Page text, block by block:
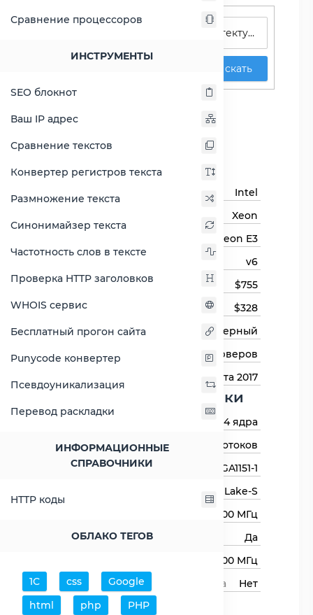
Сравнение процессоров
ИНСТРУМЕНТЫ
SEO блокнот
Ваш IP адрес
Сравнение текстов
Конвертер регистров текста
Размножение текста
Синонимайзер текста
Частотность слов в тексте
Проверка HTTP заголовков
WHOIS сервис
Бесплатный прогон сайта
Punycode конвертер
Псевдоуникализация
Перевод раскладки
ИНФОРМАЦИОННЫЕ
СПРАВОЧНИКИ
HTTP коды
ОБЛАКО ТЕГОВ
1С css
Google
html
php
PHP
Искать
Xeon E3-1270 v6
Основная информация
Intel
Xeon
Xeon E3
v6
Цена
$755
Цена на момент выхода
$328
Тип процессора
Серверный
Назначение
Для серверов
28 марта 2017
Основные харктеристики
4 ядра
Количество потоков
8 потоков
Сокет (разъём)
LGA1151-1
Kaby Lake-S
3800 МГц
Авторазгон
Да
4200 МГц
Свободный множитель процессора
Нет
Процессор